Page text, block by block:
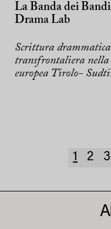
La Banda dei
Drama Lab
Scrittura drammatica
transfrontaliera nella
europea Tirolo-
1 2 3